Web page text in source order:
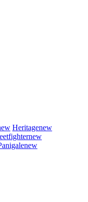
Heritagenew
new
new